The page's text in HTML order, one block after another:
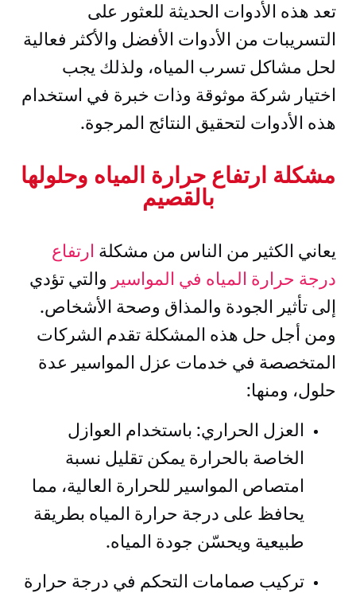
تعد هذه الأدوات الحديثة للعثور على
التسريبات من الأدوات الأفضل والأكثر فعالية
لحل مشاكل تسرب المياه، ولذلك يجب
اختيار شركة موثوقة وذات خبرة في استخدام
هذه الأدوات لتحقيق النتائج المرجوة.
مشكلة ارتفاع حرارة المياه وحلولها
بالقصيم
يعاني الكثير من الناس من مشكلة ارتفاع
درجة حرارة المياه في المواسير والتي تؤدي
إلى تأثير الجودة والمذاق وصحة الأشخاص.
ومن أجل حل هذه المشكلة تقدم الشركات
المتخصصة في خدمات عزل المواسير عدة
حلول، ومنها:
العزل الحراري: باستخدام العوازل
الخاصة بالحرارة يمكن تقليل نسبة
امتصاص المواسير للحرارة العالية، مما
يحافظ على درجة حرارة المياه بطريقة
طبيعية ويحسّن جودة المياه.
تركيب صمامات التحكم في درجة حرارة